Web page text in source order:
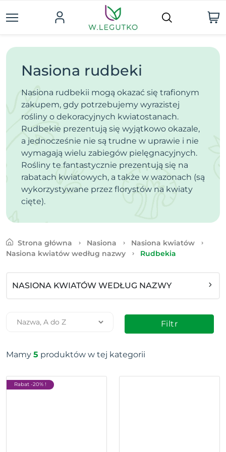
Nasiona rudbeki
Nasiona rudbekii mogą okazać się trafionym
zakupem, gdy potrzebujemy wyrazistej
rośliny o dekoracyjnych kwiatostanach.
Rudbekie prezentują się wyjątkowo okazale,
a jednocześnie nie są trudne w uprawie i nie
wymagają wielu zabiegów pielęgnacyjnych.
Rośliny te fantastycznie prezentują się na
rabatach kwiatowych, a także w wazonach (są
wykorzystywane przez florystów na kwiaty
cięte).
Strona główna Nasiona
Nasiona kwiatów
Nasiona kwiatów według nazwy
Rudbekia
NASIONA KWIATÓW WEDŁUG NAZWY
Filtr
Mamy 5 produktów w tej kategorii
Rabat -20% !